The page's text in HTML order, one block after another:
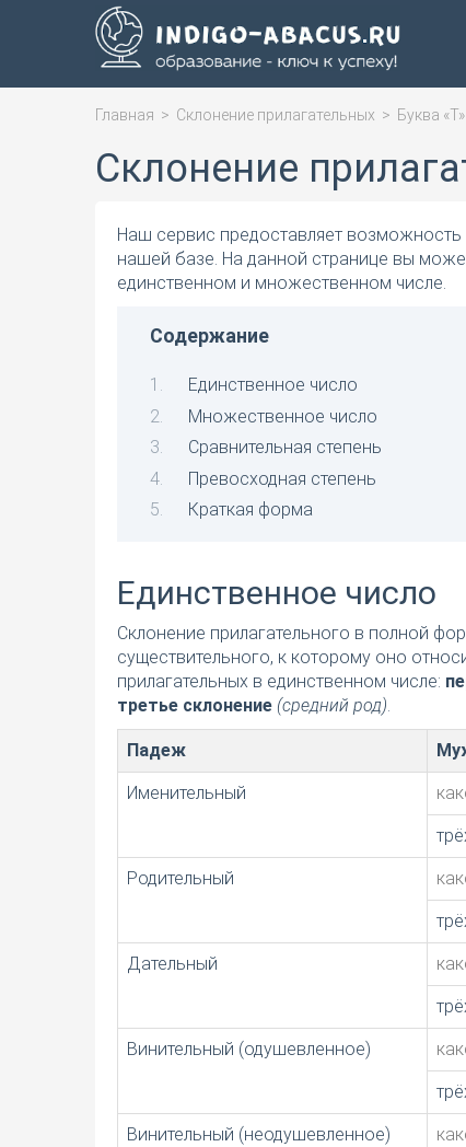
Главная > Склонение прилагательных > Буква «Т»
Склонение
Наш сервис предоставляет
нашей базе. На данной странице вы
единственном и множественном числе.
Содержание
Единственное число
Множественное число
Сравнительная степень
Превосходная степень
Краткая форма
Единственное число
Склонение прилагательного в полной
существительного, к которому оно
прилагательных в единственном числе:
третье склонение (средний род).
Падеж
Именительный
Родительный
Дательный
Винительный (одушевленное)
Винительный (неодушевленное)